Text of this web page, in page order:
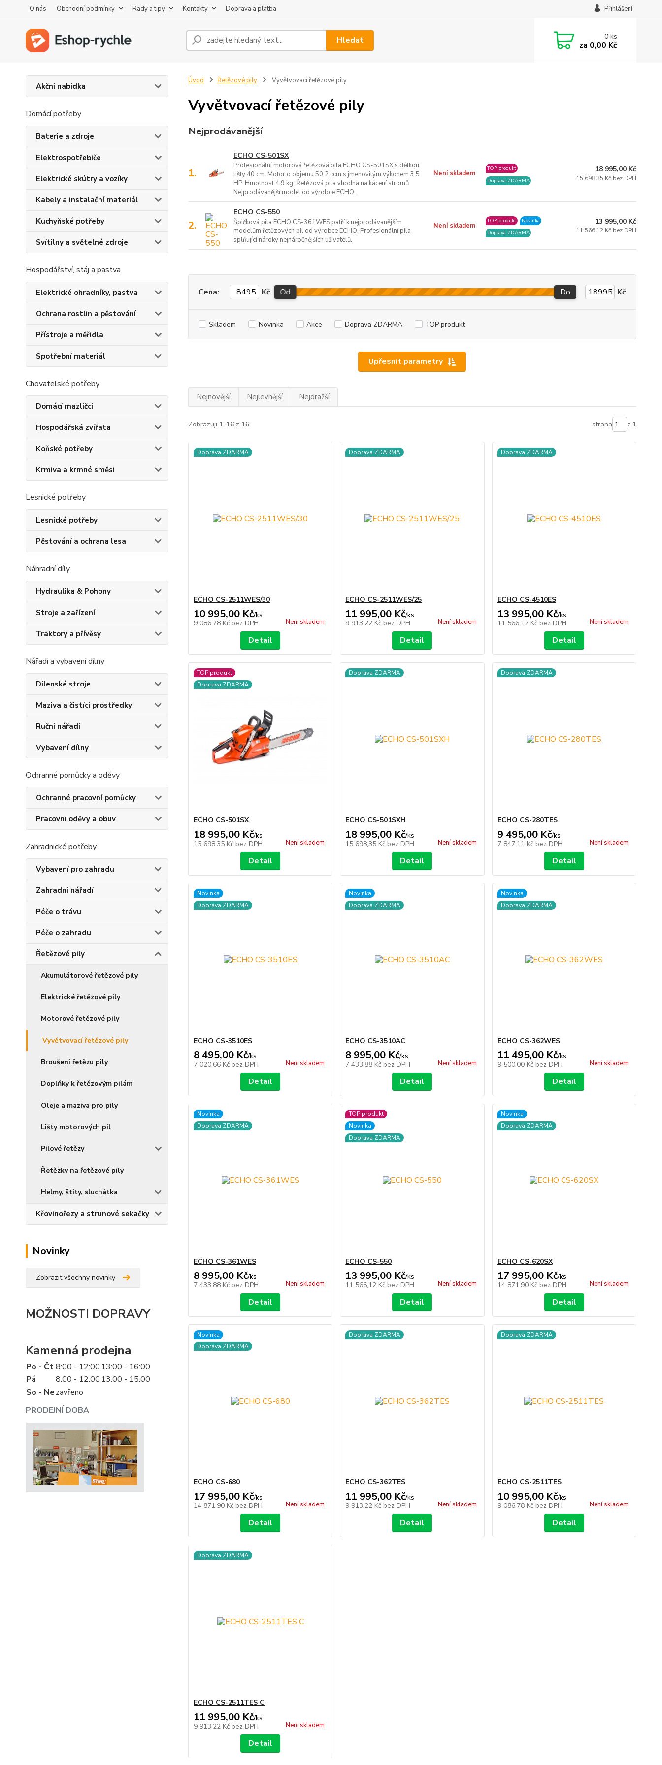
O nás Obchodní podmínky Rady a tipy Kontakty Doprava a platba Přihlášení
Hledat 0ks
za 0,00 Kč
Akční nabídka
Domácí potřeby
Baterie a zdroje
Elektrospotřebiče
Elektrické skútry a vozíky
Kabely a instalační materiál
Kuchyňské potřeby
Svítilny a světelné zdroje
Hospodářství, stáj a pastva
Elektrické ohradníky, pastva
Ochrana rostlin a pěstování
Přístroje a měřidla
Spotřební materiál
Chovatelské potřeby
Domácí mazlíčci
Hospodářská zvířata
Koňské potřeby
Krmiva a krmné směsi
Lesnické potřeby
Lesnické potřeby
Pěstování a ochrana lesa
Náhradní díly
Hydraulika & Pohony
Stroje a zařízení
Traktory a přívěsy
Nářadí a vybavení dílny
Dílenské stroje
Maziva a čistící prostředky
Ruční nářadí
Vybavení dílny
Ochranné pomůcky a oděvy
Ochranné pracovní pomůcky
Pracovní oděvy a obuv
Zahradnické potřeby
Vybavení pro zahradu
Zahradní nářadí
Péče o trávu
Péče o zahradu
Řetězové pily
Akumulátorové řetězové pily
Elektrické řetězové pily
Motorové řetězové pily
Vyvětvovací řetězové pily
Broušení řetězu pily
Doplňky k řetězovým pilám
Oleje a maziva pro pily
Lišty motorových pil
Pilové řetězy
Řetězky na řetězové pily
Helmy, štíty, sluchátka
Křovinořezy a strunové sekačky
Novinky
Zobrazit všechny novinky
MOŽNOSTI DOPRAVY
Kamenná prodejna
PRODEJNÍ DOBA
Po - Čt 8:00 - 12:00 13:00 - 16:00
Pá
8:00 - 12:00 13:00 - 15:00
So - Nezavřeno
Úvod Řetězové pily Vyvětvovací řetězové pily
Vyvětvovací řetězové pily
Nejprodávanější
1.
ECHO CS-501SX
Profesionální motorová řetězová pila ECHO CS-501SX s délkou
lišty 40 cm. Motor o objemu 50,2 ccm s jmenovitým výkonem 3,5
HP. Hmotnost 4,9 kg. Řetězová pila vhodná na kácení stromů.
Nejprodávanější model od výrobce ECHO.
Není skladem
TOP produkt
Doprava ZDARMA
18 995,00 Kč
15 698,35 Kč bez DPH
2.
ECHO CS-550
Špičková pila ECHO CS-361WES patří k nejprodávanějším
modelům řetězových pil od výrobce ECHO. Profesionální pila
splňující nároky nejnáročnějších uživatelů.
Není skladem
TOP produkt
Novinka
Doprava ZDARMA
13 995,00 Kč
11 566,12 Kč bez DPH
Upřesnit parametry
Cena: Kč Od Do Kč
Skladem Novinka Akce Doprava ZDARMA TOP produkt
Nejnovější Nejlevnější Nejdražší
Zobrazuji 1-16 z 16 strana z 1
Doprava ZDARMA
ECHO CS-2511WES/30
10 995,00 Kč/ks
9 086,78 Kč bez DPH Není skladem
Detail
Doprava ZDARMA
ECHO CS-2511WES/25
11 995,00 Kč/ks
9 913,22 Kč bez DPH Není skladem
Detail
Doprava ZDARMA
ECHO CS-4510ES
13 995,00 Kč/ks
11 566,12 Kč bez DPH Není skladem
Detail
TOP produkt
Doprava ZDARMA
ECHO CS-501SX
18 995,00 Kč/ks
15 698,35 Kč bez DPH Není skladem
Detail
Doprava ZDARMA
ECHO CS-501SXH
18 995,00 Kč/ks
15 698,35 Kč bez DPH Není skladem
Detail
Doprava ZDARMA
ECHO CS-280TES
9 495,00 Kč/ks
7 847,11 Kč bez DPH Není skladem
Detail
Novinka
Doprava ZDARMA
ECHO CS-3510ES
8 495,00 Kč/ks
7 020,66 Kč bez DPH Není skladem
Detail
Novinka
Doprava ZDARMA
ECHO CS-3510AC
8 995,00 Kč/ks
7 433,88 Kč bez DPH Není skladem
Detail
Novinka
Doprava ZDARMA
ECHO CS-362WES
11 495,00 Kč/ks
9 500,00 Kč bez DPH Není skladem
Detail
Novinka
Doprava ZDARMA
ECHO CS-361WES
8 995,00 Kč/ks
7 433,88 Kč bez DPH Není skladem
Detail
TOP produkt
Novinka
Doprava ZDARMA
ECHO CS-550
13 995,00 Kč/ks
11 566,12 Kč bez DPH Není skladem
Detail
Novinka
Doprava ZDARMA
ECHO CS-620SX
17 995,00 Kč/ks
14 871,90 Kč bez DPH Není skladem
Detail
Novinka
Doprava ZDARMA
ECHO CS-680
17 995,00 Kč/ks
14 871,90 Kč bez DPH Není skladem
Detail
Doprava ZDARMA
ECHO CS-362TES
11 995,00 Kč/ks
9 913,22 Kč bez DPH Není skladem
Detail
Doprava ZDARMA
ECHO CS-2511TES
10 995,00 Kč/ks
9 086,78 Kč bez DPH Není skladem
Detail
Doprava ZDARMA
ECHO CS-2511TES C
11 995,00 Kč/ks
9 913,22 Kč bez DPH Není skladem
Detail